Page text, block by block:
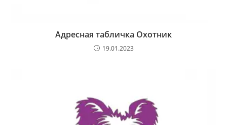
Адресная табличка Охотник
19.01.2023